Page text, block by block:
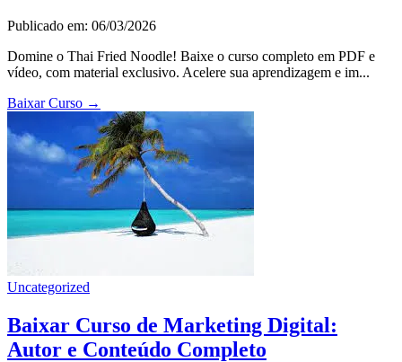
Publicado em: 06/03/2026
Domine o Thai Fried Noodle! Baixe o curso completo em PDF e
vídeo, com material exclusivo. Acelere sua aprendizagem e im...
Baixar Curso →
Uncategorized
Baixar Curso de Marketing Digital:
Autor e Conteúdo Completo